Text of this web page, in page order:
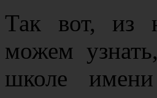
Так вот, из
можем
школе